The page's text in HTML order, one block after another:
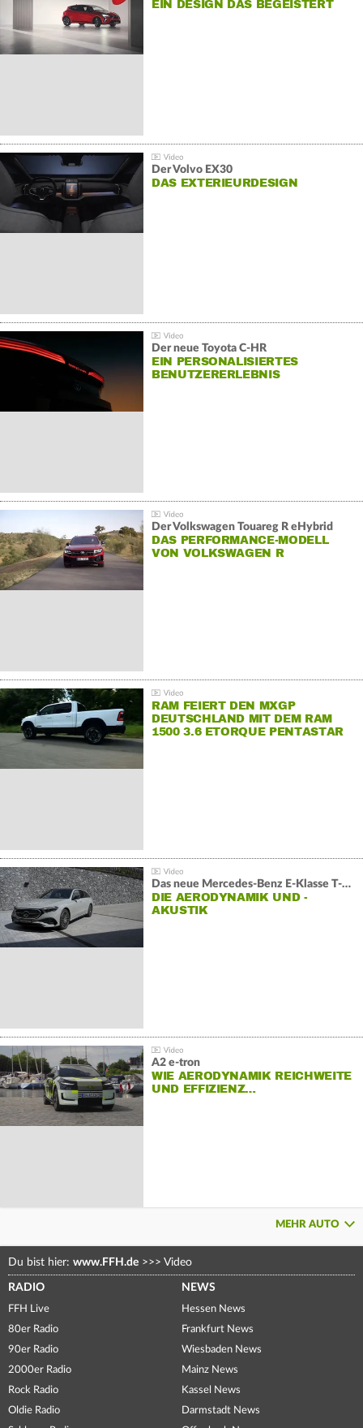
EIN DESIGN DAS BEGEISTERT
Der Volvo EX30
DAS EXTERIEURDESIGN
Der neue Toyota C-HR
EIN PERSONALISIERTES
BENUTZERERLEBNIS
Der Volkswagen Touareg R eHybrid
DAS PERFORMANCE-MODELL
VON VOLKSWAGEN R
RAM FEIERT DEN MXGP
DEUTSCHLAND MIT DEM RAM
1500 3.6 ETORQUE PENTASTAR
Das neue Mercedes-Benz E-Klasse T-Modell
DIE AERODYNAMIK UND -
AKUSTIK
A2 e-tron
WIE AERODYNAMIK REICHWEITE
UND EFFIZIENZ…
MEHR AUTO
Du bist hier: www.FFH.de >>> Video
RADIO
FFH Live
80er Radio
90er Radio
2000er Radio
Rock Radio
Oldie Radio
NEWS
Hessen News
Frankfurt News
Wiesbaden News
Mainz News
Kassel News
Darmstadt News